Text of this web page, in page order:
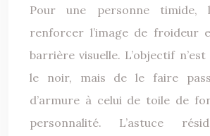
Pour une personne
renforcer l’image de froideur
barrière visuelle. L’objectif
le noir, mais de le faire
d’armure à celui de toile de
personnalité. L’astuce